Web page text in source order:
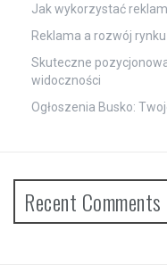
Jak wykorzystać
Reklama a rozwój
Skuteczne
widoczności
Ogłoszenia Busko:
Recent Comments